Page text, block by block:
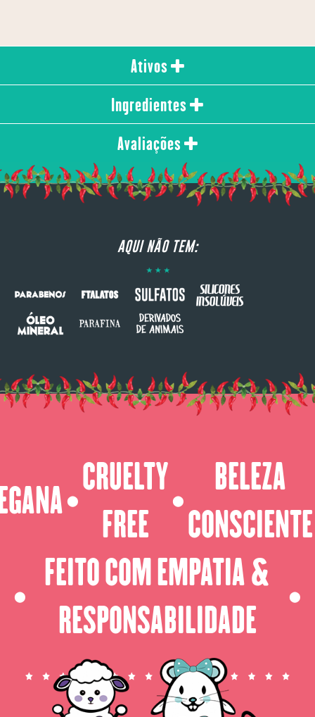
Ativos
Ingredientes
Avaliações
AQUI NÃO TEM:
⬤
CRUELTY
FREE
⬤
BELEZA
CONSCIENTE
⬤
FEITO COM EMPATIA &
RESPONSABILIDADE
⬤